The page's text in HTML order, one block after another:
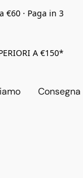
· Paga in 3
A €150*
Consegna